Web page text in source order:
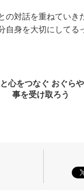
の対話を重ねていき
自身を大切にしてる
心をつなぐ おぐら
事を受け取ろう